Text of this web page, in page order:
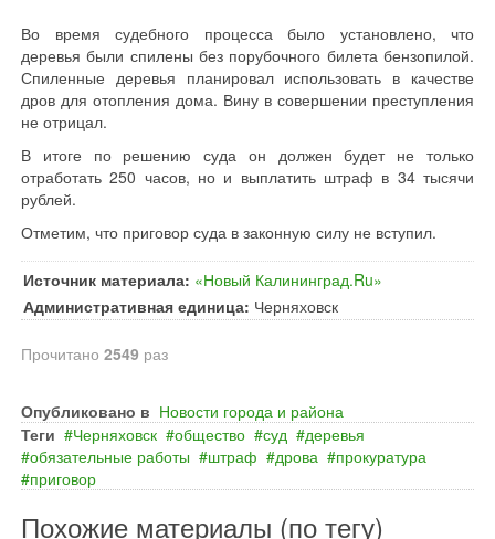
Во время судебного процесса было установлено, что
деревья были спилены без порубочного билета бензопилой.
Спиленные деревья планировал использовать в качестве
дров для отопления дома. Вину в совершении преступления
не отрицал.
В итоге по решению суда он должен будет не только
отработать 250 часов, но и выплатить штраф в 34 тысячи
рублей.
Отметим, что приговор суда в законную силу не вступил.
Источник материала: «Новый Калининград.Ru»
Административная единица: Черняховск
Прочитано 2549 раз
Опубликовано в Новости города и района
Теги
Черняховск общество суд
деревья
обязательные работы
штраф дрова
прокуратура
приговор
Похожие материалы (по тегу)